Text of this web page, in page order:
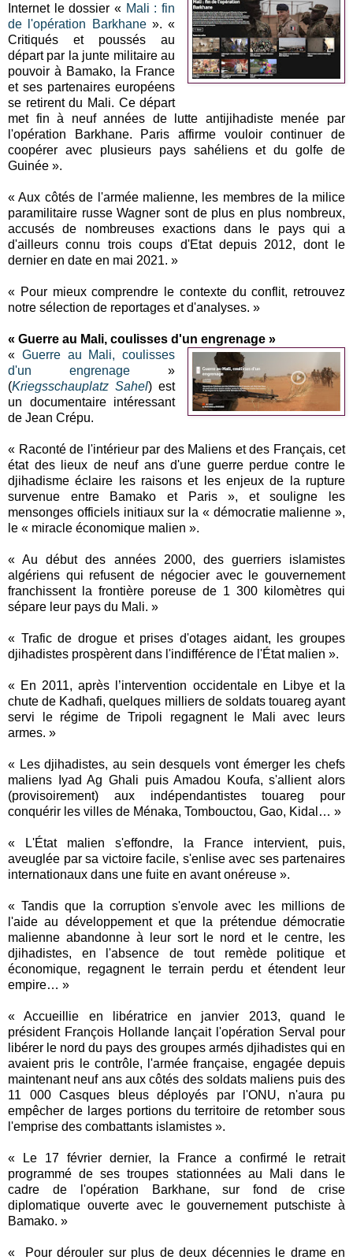
Internet le dossier « Mali : fin
de l'opération Barkhane». «
Critiqués et poussés au
départ par la junte militaire au
pouvoir à Bamako, la France
et ses partenaires européens
se retirent du Mali. Ce départ
met fin à neuf années de lutte antijihadiste menée par
l'opération Barkhane. Paris affirme vouloir continuer de
coopérer avec plusieurs pays sahéliens et du golfe de
Guinée ».
« Aux côtés de l'armée malienne, les membres de la milice
paramilitaire russe Wagner sont de plus en plus nombreux,
accusés de nombreuses exactions dans le pays qui a
d'ailleurs connu trois coups d'Etat depuis 2012, dont le
dernier en date en mai 2021. »
« Pour mieux comprendre le contexte du conflit, retrouvez
notre sélection de reportages et d'analyses. »
« Guerre au Mali, coulisses d'un engrenage »
« Guerre au Mali, coulisses
d'un engrenage »
(Kriegsschauplatz Sahel) est
un documentaire intéressant
de Jean Crépu.
« Raconté de l'intérieur par des Maliens et des Français, cet
état des lieux de neuf ans d'une guerre perdue contre le
djihadisme éclaire les raisons et les enjeux de la rupture
survenue entre Bamako et Paris », et souligne les
mensonges officiels initiaux sur la « démocratie malienne »,
le « miracle économique malien ».
« Au début des années 2000, des guerriers islamistes
algériens qui refusent de négocier avec le gouvernement
franchissent la frontière poreuse de 1 300 kilomètres qui
sépare leur pays du Mali. »
« Trafic de drogue et prises d'otages aidant, les groupes
djihadistes prospèrent dans l'indifférence de l'État malien ».
« En 2011, après l’intervention occidentale en Libye et la
chute de Kadhafi, quelques milliers de soldats touareg ayant
servi le régime de Tripoli regagnent le Mali avec leurs
armes. »
« Les djihadistes, au sein desquels vont émerger les chefs
maliens Iyad Ag Ghali puis Amadou Koufa, s'allient alors
(provisoirement) aux indépendantistes touareg pour
conquérir les villes de Ménaka, Tombouctou, Gao, Kidal… »
« L'État malien s'effondre, la France intervient, puis,
aveuglée par sa victoire facile, s'enlise avec ses partenaires
internationaux dans une fuite en avant onéreuse ».
« Tandis que la corruption s'envole avec les millions de
l'aide au développement et que la prétendue démocratie
malienne abandonne à leur sort le nord et le centre, les
djihadistes, en l'absence de tout remède politique et
économique, regagnent le terrain perdu et étendent leur
empire… »
« Accueillie en libératrice en janvier 2013, quand le
président François Hollande lançait l'opération Serval pour
libérer le nord du pays des groupes armés djihadistes qui en
avaient pris le contrôle, l'armée française, engagée depuis
maintenant neuf ans aux côtés des soldats maliens puis des
11 000 Casques bleus déployés par l'ONU, n'aura pu
empêcher de larges portions du territoire de retomber sous
l'emprise des combattants islamistes ».
« Le 17 février dernier, la France a confirmé le retrait
programmé de ses troupes stationnées au Mali dans le
cadre de l'opération Barkhane, sur fond de crise
diplomatique ouverte avec le gouvernement putschiste à
Bamako. »
« Pour dérouler sur plus de deux décennies le drame en